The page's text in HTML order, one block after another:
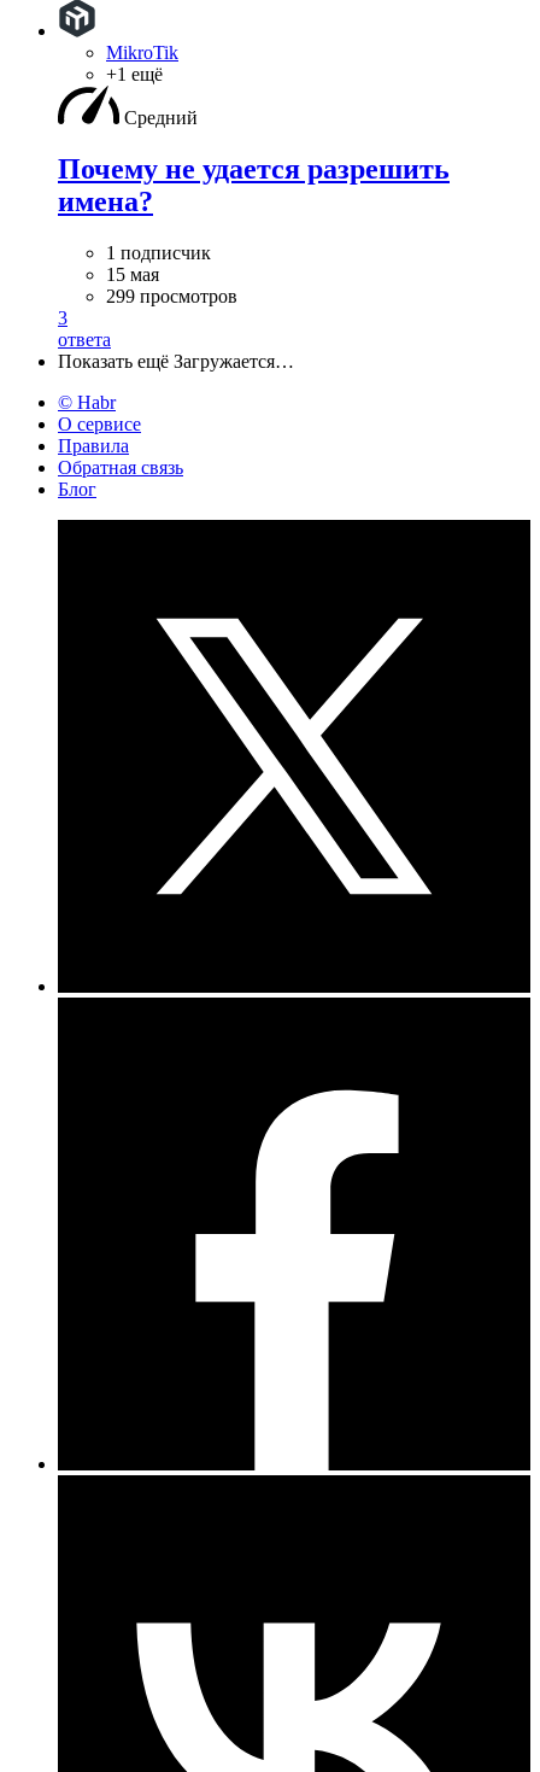
MikroTik
+1 ещё
Средний
Почему не удается разрешить
имена?
1 подписчик
15 мая
299 просмотров
3
ответа
Показать ещё Загружается…
© Habr
О сервисе
Правила
Обратная связь
Блог